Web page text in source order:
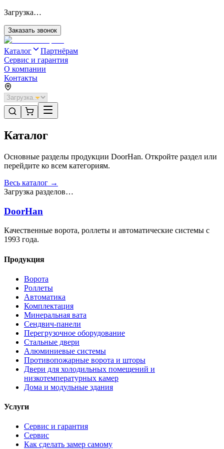
Загрузка…
Заказать звонок
Каталог
Партнёрам
Сервис и гарантия
О компании
Контакты
Каталог
Основные разделы продукции DoorHan. Откройте раздел или
перейдите ко всем категориям.
Весь каталог →
Загрузка разделов…
DoorHan
Качественные ворота, роллеты и автоматические системы с
1993 года.
Продукция
Ворота
Роллеты
Автоматика
Комплектация
Минеральная вата
Сендвич-панели
Перегрузочное оборудование
Стальные двери
Алюминиевые системы
Противопожарные ворота и шторы
Двери для холодильных помещений и
низкотемпературных камер
Дома и модульные здания
Услуги
Сервис и гарантия
Сервис
Как сделать замер самому